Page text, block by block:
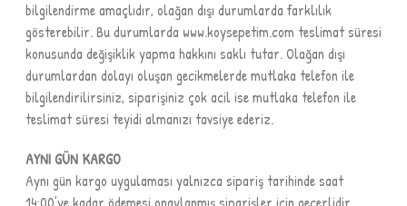
bilgilendirme amaçlıdır, olağan dışı durumlarda farklılık
gösterebilir. Bu durumlarda www.koysepetim.com teslimat süresi
konusunda değişiklik yapma hakkını saklı tutar. Olağan dışı
durumlardan dolayı oluşan gecikmelerde mutlaka telefon ile
bilgilendirilirsiniz, siparişiniz çok acil ise mutlaka telefon ile
teslimat süresi teyidi almanızı tavsiye ederiz.
AYNI GÜN KARGO
Aynı gün kargo uygulaması yalnızca sipariş tarihinde saat